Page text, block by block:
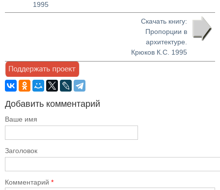
1995
Скачать книгу:
Пропорции в
архитектуре.
Крюков К.С. 1995
Добавить комментарий
Ваше имя
Заголовок
Комментарий *